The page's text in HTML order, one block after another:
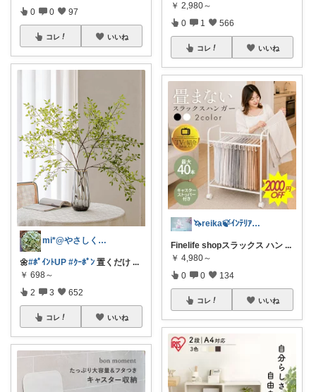
0 0 97
コレ いいね
mi*@やさしく整う暮らし
🌼#ﾎﾟｲﾝﾄUP #ｸｰﾎﾟﾝ 置くだけ ...
￥ 698～
2 3 652
コレ いいね
￥ 2,980～
0 1 566
コレ いいね
🦄reika🍃ｲﾝﾃﾘｱ🕊感謝💐
Finelife shopスラックス ハン ...
￥ 4,980～
0 0 134
コレ いいね